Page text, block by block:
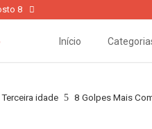
8
Início
Terceira idade 8 Golpes Mais